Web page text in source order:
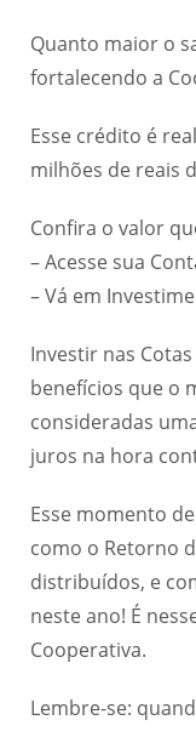
Quanto maior o
fortalecendo a
Esse crédito é
milhões de reais
Confira o valor
– Acesse sua
– Vá em
Investir nas
benefícios que o
consideradas
juros na hora
Esse momento
como o Retorno
distribuídos, e
neste ano! É
Cooperativa.
Lembre-se: